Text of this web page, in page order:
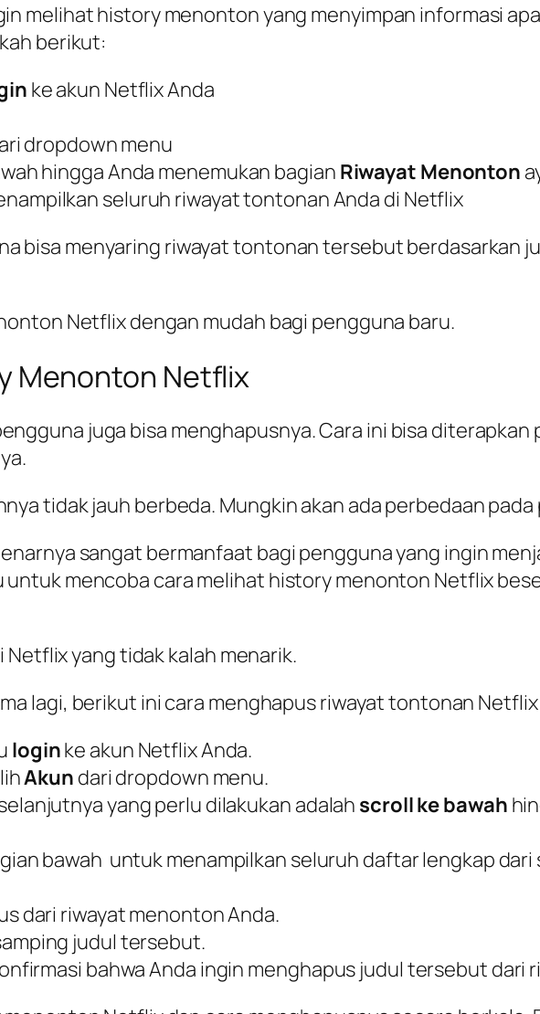
melihat history menonton yang menyimpan informasi
berikut:
ke akun Netflix Anda
dropdown menu
hingga Anda menemukan bagian Riwayat Menonton
seluruh riwayat tontonan Anda di Netflix
bisa menyaring riwayat tontonan tersebut berdasarkan
Netflix dengan mudah bagi pengguna baru.
Menonton Netflix
juga bisa menghapusnya. Cara ini bisa diterapkan
tidak jauh berbeda. Mungkin akan ada perbedaan
sangat bermanfaat bagi pengguna yang ingin
untuk mencoba cara melihat history menonton Netflix
yang tidak kalah menarik.
lagi, berikut ini cara menghapus riwayat tontonan
loginke akun Netflix Anda.
Akun dari dropdown menu.
yang perlu dilakukan adalahscroll ke bawah
bawah untuk menampilkan seluruh daftar lengkap
dari riwayat menonton Anda.
judul tersebut.
bahwa Anda ingin menghapus judul tersebut dari